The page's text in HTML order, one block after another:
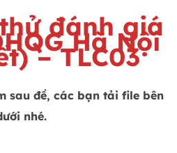
đánh giá
Hà Nội
– TLC03
sau đề, các bạn tải file bên
nhé.